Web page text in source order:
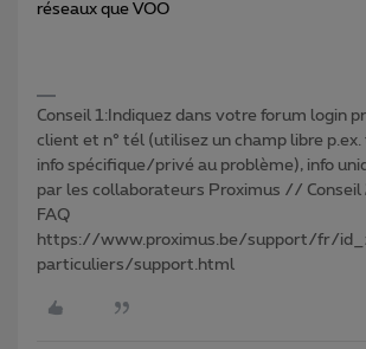
réseaux que VOO
Conseil 1:Indiquez dans votre forum login
client et n° tél (utilisez un champ libre
info spécifique/privé au problème), info
par les collaborateurs Proximus // Conseil
FAQ
https://www.proximus.be/support/fr/
particuliers/support.html